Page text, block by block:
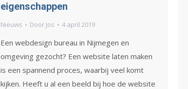
eigenschappen
Nieuws Door Jos 4 april 2019
Een webdesign bureau in Nijmegen en
omgeving gezocht? Een website laten maken
is een spannend proces, waarbij veel komt
kijken. Heeft u al een beeld bij hoe de website